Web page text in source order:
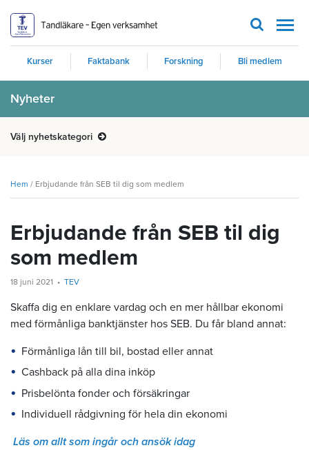
Kurser Faktabank Forskning Bli medlem
Nyheter
Välj nyhetskategori
Hem / Erbjudande från SEB til dig som medlem
Erbjudande från SEB til dig
som medlem
18 juni 2021 TEV
Skaffa dig en enklare vardag och en mer hållbar ekonomi
med förmånliga banktjänster hos SEB. Du får bland annat:
Förmånliga lån till bil, bostad eller annat
Cashback på alla dina inköp
Prisbelönta fonder och försäkringar
Individuell rådgivning för hela din ekonomi
Läs om allt som ingår och ansök idag